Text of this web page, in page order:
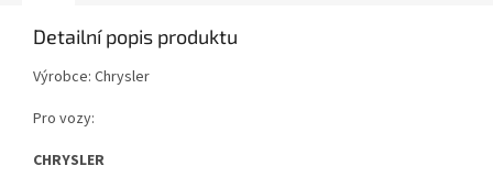
Detailní popis produktu
Výrobce: Chrysler
Pro vozy:
CHRYSLER